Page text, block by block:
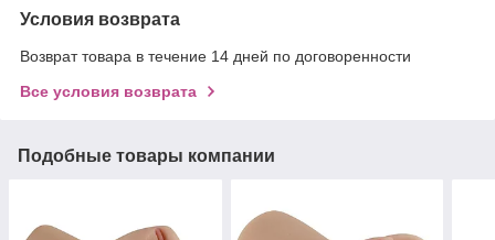
Условия возврата
Возврат товара в течение 14 дней по договоренности
Все условия возврата
Подобные товары компании